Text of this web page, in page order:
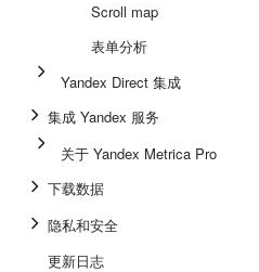
Scroll map
表单分析
Yandex Direct 集成
集成 Yandex 服务
关于 Yandex Metrica Pro
下载数据
隐私和安全
更新日志